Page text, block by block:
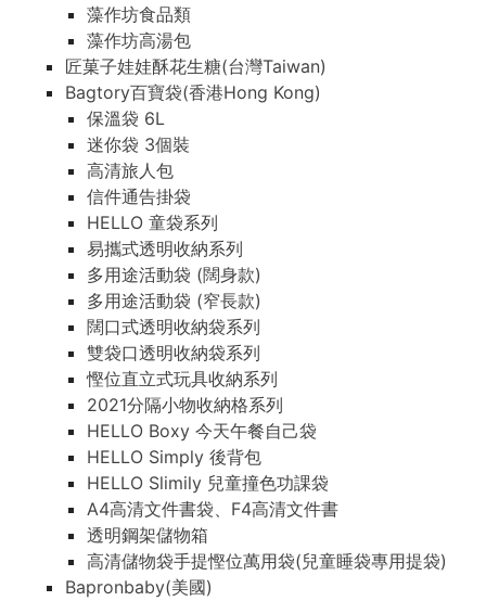
藻作坊食品類
藻作坊高湯包
匠菓子娃娃酥花生糖(台灣Taiwan)
Bagtory百寶袋(香港Hong Kong)
保溫袋 6L
迷你袋 3個裝
高清旅人包
信件通告掛袋
HELLO 童袋系列
易攜式透明收納系列
多用途活動袋 (闊身款)
多用途活動袋 (窄長款)
闊口式透明收納袋系列
雙袋口透明收納袋系列
慳位直立式玩具收納系列
2021分隔小物收納格系列
HELLO Boxy 今天午餐自己袋
HELLO Simply 後背包
HELLO Slimily 兒童撞色功課袋
A4高清文件書袋、F4高清文件書
透明鋼架儲物箱
高清儲物袋手提慳位萬用袋(兒童睡袋專用提袋)
Bapronbaby(美國)